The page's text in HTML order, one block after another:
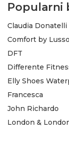
Popularni
Claudia Donatelli
Comfort by Lusso
DFT
Differente
Elly Shoes
Francesca
John Richardo
London &